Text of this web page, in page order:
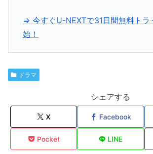
⇒ 今すぐU-NEXTで31日間無料トラ
始！
ドラマ
シェアする
X Facebook
Pocket LINE